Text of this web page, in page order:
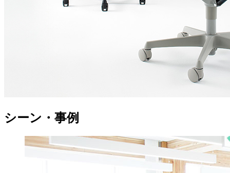
シーン・事例